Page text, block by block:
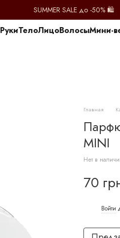
SUMMER SALE до -50% 🛍️
РукиТелоЛицоВолосыМини-
Главная
MINI
Нет в
70
Войти